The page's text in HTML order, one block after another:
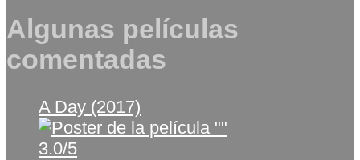
Algunas películas
comentadas
A Day (2017)
3.0/5